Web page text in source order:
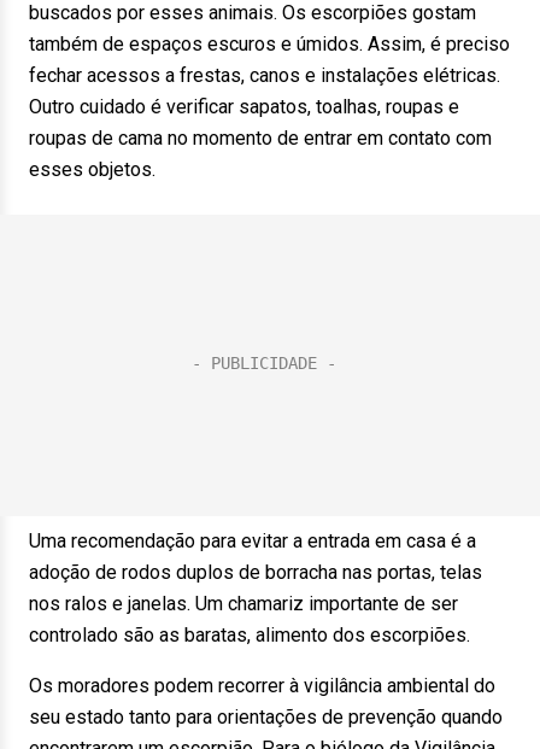
buscados por esses animais. Os escorpiões gostam
também de espaços escuros e úmidos. Assim, é preciso
fechar acessos a frestas, canos e instalações elétricas.
Outro cuidado é verificar sapatos, toalhas, roupas e
roupas de cama no momento de entrar em contato com
esses objetos.
Uma recomendação para evitar a entrada em casa é a
adoção de rodos duplos de borracha nas portas, telas
nos ralos e janelas. Um chamariz importante de ser
controlado são as baratas, alimento dos escorpiões.
Os moradores podem recorrer à vigilância ambiental do
seu estado tanto para orientações de prevenção quando